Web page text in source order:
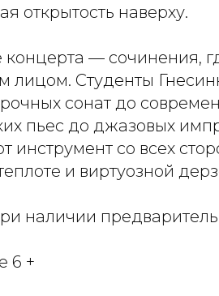
открытость наверху.
— сочинения,
лицом. Студенты
сонат до
пьес до джазовых
инструмент со всех
и виртуозной
наличии
6 +